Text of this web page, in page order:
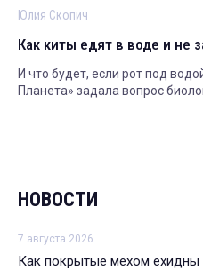
Юлия Скопич
Как киты едят в воде и не
И что будет, если рот под
Планета» задала вопрос
НОВОСТИ
7 августа 2026
Как покрытые мехом